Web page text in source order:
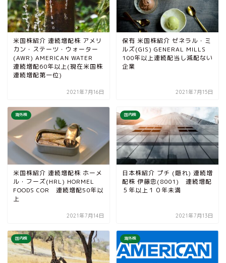
米国株紹介 連続増配株 アメリ
カン・ステーツ・ウォーター
(AWR) AMERICAN WATER
連続増配60年以上(現在米国株
連続増配第一位)
2021年7月16日
保有 米国株紹介 ゼネラル・ミ
ルズ(GIS) GENERAL MILLS
100年以上連続配当し減配ない
企業
2021年7月15日
海外株
米国株紹介 連続増配株 ホーメ
ル・フーズ(HRL) HORMEL
FOODS COR 連続増配50年以
上
2021年7月14日
国内株
日本株紹介 プチ (隠れ) 連続増
配株 伊藤忠(8001) 連続増配
５年以上１０年未満
2021年7月13日
国内株 海外株